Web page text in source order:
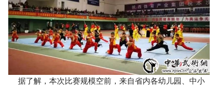
据了解，本次比赛规模空前，来自省内各幼儿园、中小